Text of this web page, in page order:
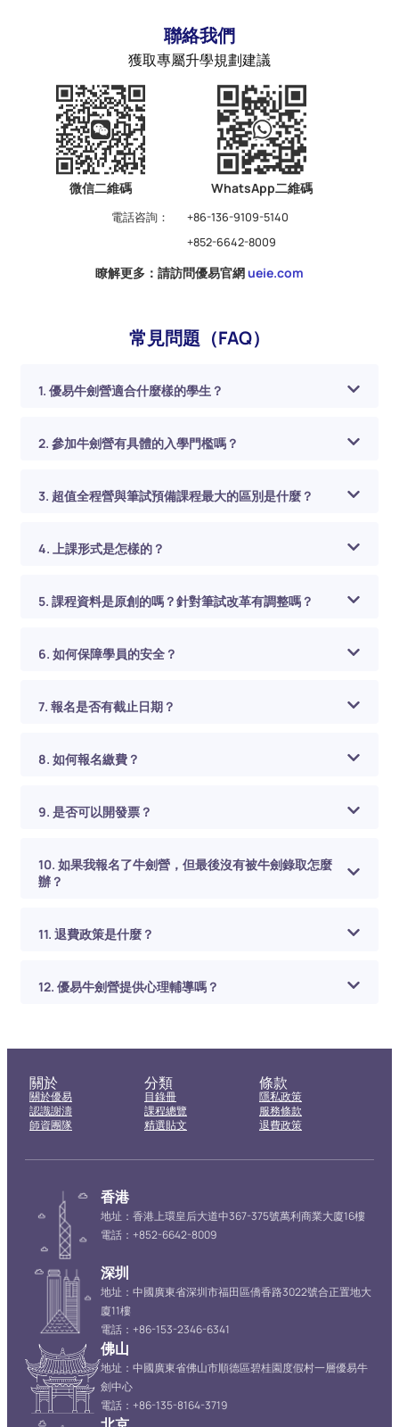
聯絡我們
獲取專屬升學規劃建議
微信二維碼 WhatsApp二維碼
電話咨詢：
+86-136-9109-5140
+852-6642-8009
瞭解更多：請訪問優易官網ueie.com
常見問題（FAQ）
1. 優易牛劍營適合什麼樣的學生？
2. 參加牛劍營有具體的入學門檻嗎？
3. 超值全程營與筆試預備課程最大的區別是什麼？
4. 上課形式是怎樣的？
5. 課程資料是原創的嗎？針對筆試改革有調整嗎？
6. 如何保障學員的安全？
7. 報名是否有截止日期？
8. 如何報名繳費？
9. 是否可以開發票？
10. 如果我報名了牛劍營，但最後沒有被牛劍錄取怎麼
辦？
11. 退費政策是什麼？
12. 優易牛劍營提供心理輔導嗎？
關於
關於優易
認識謝濤
師資團隊
分類
目錄冊
課程總覽
精選貼文
條款
隱私政策
服務條款
退費政策
香港
地址：香港上環皇后大道中367-375號萬利商業大廈16樓
電話：+852-6642-8009
深圳
地址：中國廣東省深圳市福田區僑香路3022號合正置地大
廈11樓
電話：+86-153-2346-6341
佛山
地址：中國廣東省佛山市順德區碧桂園度假村一層優易牛
劍中心
電話：+86-135-8164-3719